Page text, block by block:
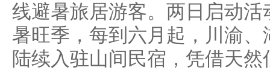
线避暑旅居游客。两日启动
暑旺季，每到六月起，川渝
陆续入驻山间民宿，凭借天